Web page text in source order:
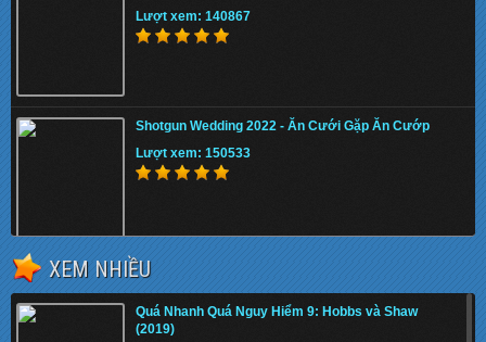
Lượt xem: 140867
Shotgun Wedding 2022 - Ăn Cưới Gặp Ăn Cướp
Lượt xem: 150533
The Tiger Rising 2022 - Con Cọp Trỗi Dậy
Lượt xem: 148062
XEM NHIỀU
Quá Nhanh Quá Nguy Hiểm 9: Hobbs và Shaw
(2019)